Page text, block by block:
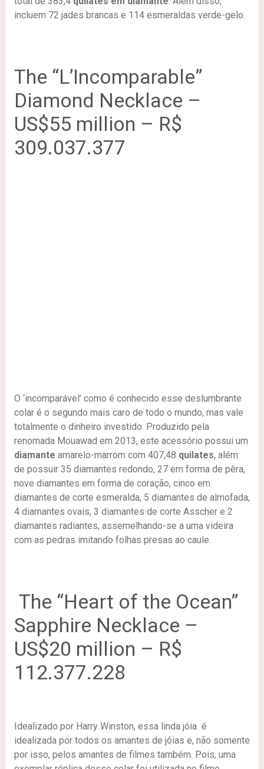
incluem 72 jades brancas e 114 esmeraldas verde-gelo.
The “L’Incomparable”
Diamond Necklace –
US$55 million – R$
309.037.377
O ‘incomparável’ como é conhecido esse deslumbrante
colar é o segundo mais caro de todo o mundo, mas vale
totalmente o dinheiro investido. Produzido pela
renomada Mouawad em 2013, este acessório possui um
diamante amarelo-marrom com 407,48 quilates, além de possuir 35 diamantes redondo, 27 em forma de pêra,
The “Heart of the Ocean”
Sapphire Necklace –
US$20 million – R$
112.377.228
Idealizado por Harry Winston, essa linda jóia é
idealizada por todos os amantes de jóias e, não somente
por isso, pelos amantes de filmes também. Pois, uma